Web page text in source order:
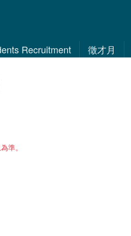
Recruitment 徵才月
準。